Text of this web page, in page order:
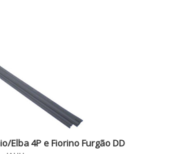
Elba 4P e Fiorino Furgão DD